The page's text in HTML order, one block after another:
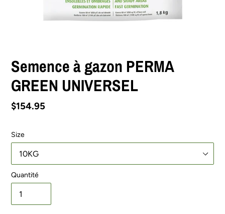
Semence à gazon PERMA
GREEN UNIVERSEL
Prix
$154.95
Size
Quantité